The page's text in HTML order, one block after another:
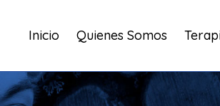
Inicio Quienes Somos